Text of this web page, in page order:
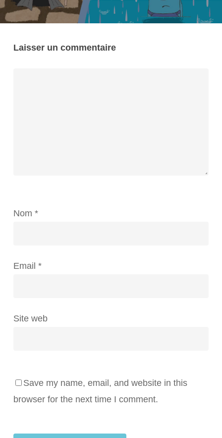
Laisser un commentaire
Nom *
Email *
Site web
Save my name, email, and website in this
browser for the next time I comment.